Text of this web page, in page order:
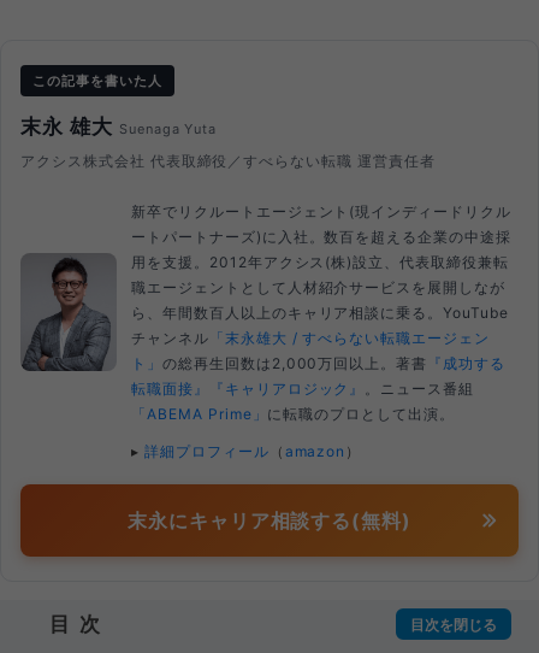
この記事を書いた人
末永 雄大 Suenaga Yuta
アクシス株式会社 代表取締役／すべらない転職 運営責任者
新卒でリクルートエージェント(現インディードリクル
ートパートナーズ)に入社。数百を超える企業の中途採
用を支援。2012年アクシス(株)設立、代表取締役兼転
職エージェントとして人材紹介サービスを展開しなが
ら、年間数百人以上のキャリア相談に乗る。YouTube
チャンネル 「末永雄大 / すべらない転職エージェン
ト」 の総再生回数は2,000万回以上。著書 『成功する
転職面接』
『キャリアロジック』
。ニュース番組
「ABEMA Prime」 に転職のプロとして出演。
▸ 詳細プロフィール （ amazon ）
末永にキャリア相談する(無料)
目次